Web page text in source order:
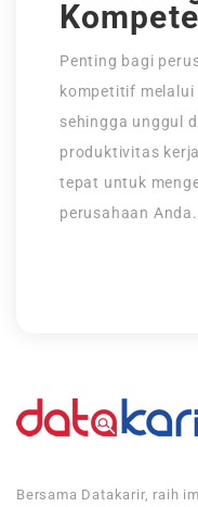
Penting bagi
kompetitif melalui
sehingga unggul
produktivitas
tepat untuk
perusahaan Anda.
Bersama Datakarir, raih